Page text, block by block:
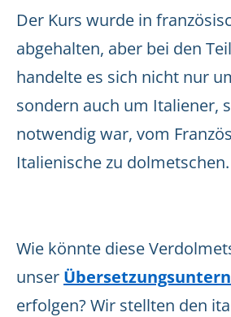
Der Kurs wurde in
abgehalten, aber bei den
handelte es sich nicht nur
sondern auch um Italiener,
notwendig war, vom
Italienische zu dolmetschen.
Wie könnte diese
unser
erfolgen? Wir stellten den